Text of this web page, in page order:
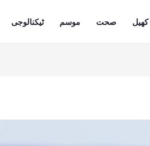
کھیل صحت موسم ٹیکنالوجی